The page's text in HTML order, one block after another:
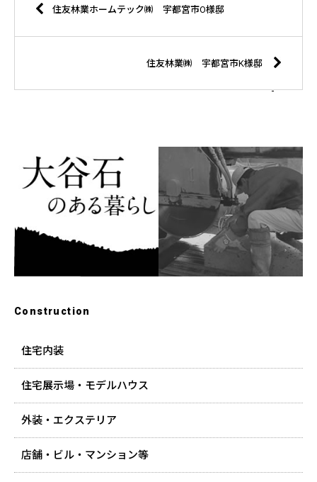
住友林業ホームテック㈱ 宇都宮市O様邸
住友林業㈱ 宇都宮市K様邸
Construction
住宅内装
住宅展示場・モデルハウス
外装・エクステリア
店舗・ビル・マンション等